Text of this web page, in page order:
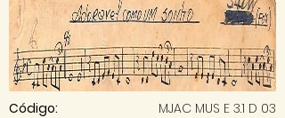
Código:
MJAC MUS E 3.1 D 03